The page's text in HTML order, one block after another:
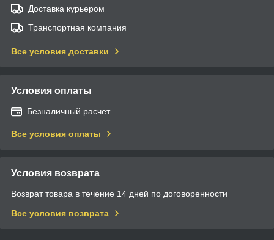
Доставка курьером
Транспортная компания
Все условия доставки
Условия оплаты
Безналичный расчет
Все условия оплаты
Условия возврата
Возврат товара в течение 14 дней по договоренности
Все условия возврата